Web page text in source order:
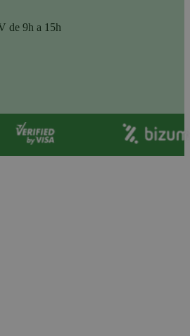
de 9h a 15h